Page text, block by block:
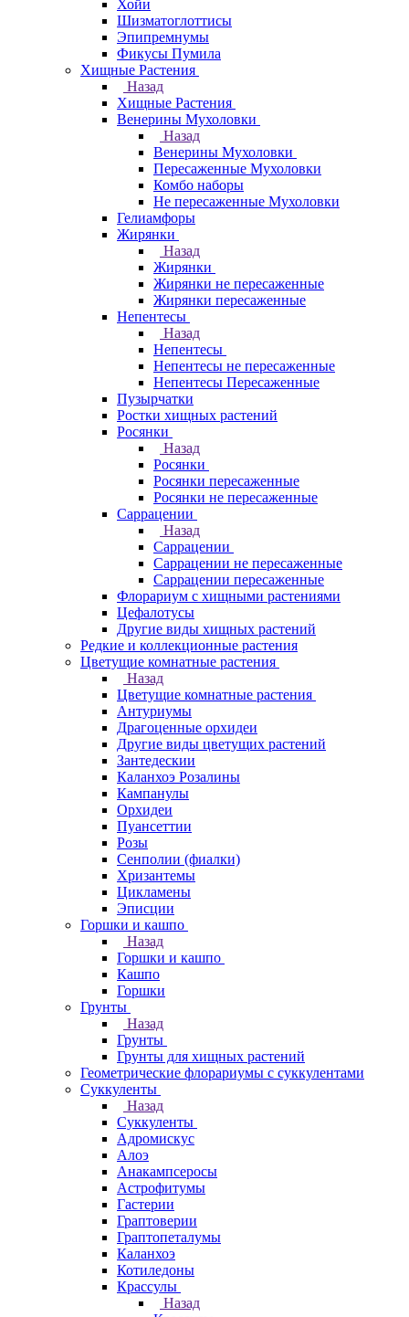
Хойи
Шизматоглоттисы
Эпипремнумы
Фикусы Пумила
Хищные Растения
Назад
Хищные Растения
Венерины Мухоловки
Назад
Венерины Мухоловки
Пересаженные Мухоловки
Комбо наборы
Не пересаженные Мухоловки
Гелиамфоры
Жирянки
Назад
Жирянки
Жирянки не пересаженные
Жирянки пересаженные
Непентесы
Назад
Непентесы
Непентесы не пересаженные
Непентесы Пересаженные
Пузырчатки
Ростки хищных растений
Росянки
Назад
Росянки
Росянки пересаженные
Росянки не пересаженные
Саррацении
Назад
Саррацении
Саррацении не пересаженные
Саррацении пересаженные
Флорариум с хищными растениями
Цефалотусы
Другие виды хищных растений
Редкие и коллекционные растения
Цветущие комнатные растения
Назад
Цветущие комнатные растения
Антуриумы
Драгоценные орхидеи
Другие виды цветущих растений
Зантедескии
Каланхоэ Розалины
Кампанулы
Орхидеи
Пуансеттии
Розы
Сенполии (фиалки)
Хризантемы
Цикламены
Эписции
Горшки и кашпо
Назад
Горшки и кашпо
Кашпо
Горшки
Грунты
Назад
Грунты
Грунты для хищных растений
Геометрические флорариумы с суккулентами
Суккуленты
Назад
Суккуленты
Адромискус
Алоэ
Анакампсеросы
Астрофитумы
Гастерии
Граптоверии
Граптопеталумы
Каланхоэ
Котиледоны
Крассулы
Назад